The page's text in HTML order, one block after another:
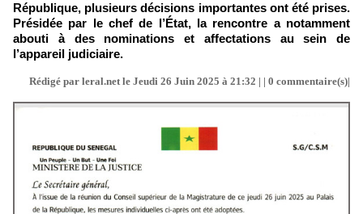
République, plusieurs décisions importantes ont été prises.
Présidée par le chef de l’État, la rencontre a notamment
abouti à des nominations et affectations au sein de
l’appareil judiciaire.
Rédigé par leral.net le Jeudi 26 Juin 2025 à 21:32 | | 0 commentaire(s)|